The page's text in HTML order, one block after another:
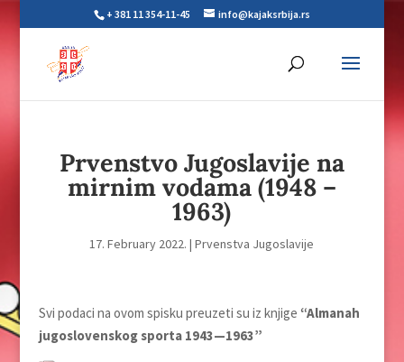
+ 381 11 354-11-45 info@kajaksrbija.rs
Prvenstvo Jugoslavije na
mirnim vodama (1948 –
1963)
17. February 2022. |Prvenstva Jugoslavije
Svi podaci na ovom spisku preuzeti su iz knjige “Almanah
jugoslovenskog sporta 1943—1963”